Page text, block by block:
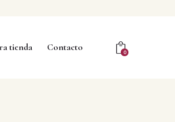
tienda Contacto
0